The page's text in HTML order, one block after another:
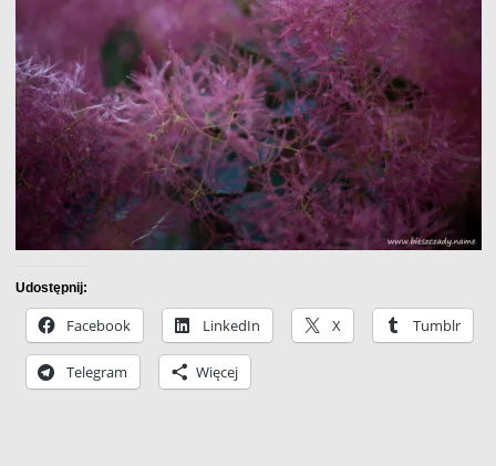
Udostępnij:
Facebook LinkedIn X Tumblr
Telegram Więcej